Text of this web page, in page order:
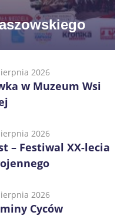
2026
w Muzeum Wsi
2026
– Festiwal XX-lecia
2026
Cyców